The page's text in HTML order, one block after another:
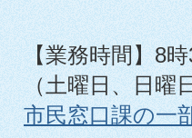
【業務時間】8
（土曜日、日曜
市民窓口課の一